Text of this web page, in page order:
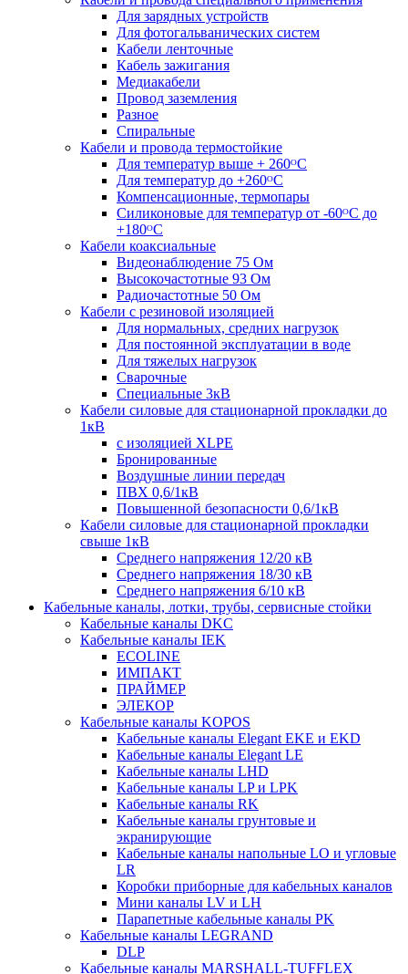
Для зарядных устройств
Для фотогальванических систем
Кабели ленточные
Кабель зажигания
Медиакабели
Провод заземления
Разное
Спиральные
Кабели и провода термостойкие
Для температур выше + 260ᴼС
Для температур до +260ᴼС
Компенсационные, термопары
Силиконовые для температур от -60ᴼC до
+180ᴼС
Кабели коаксиальные
Видеонаблюдение 75 Ом
Высокочастотные 93 Ом
Радиочастотные 50 Ом
Кабели с резиновой изоляцией
Для нормальных, средних нагрузок
Для постоянной эксплуатации в воде
Для тяжелых нагрузок
Сварочные
Специальные 3кВ
Кабели силовые для стационарной прокладки до
1кВ
c изоляцией XLPE
Бронированные
Воздушные линии передач
ПВХ 0,6/1кВ
Повышенной безопасности 0,6/1кВ
Кабели силовые для стационарной прокладки
свыше 1кВ
Среднего напряжения 12/20 кВ
Среднего напряжения 18/30 кВ
Среднего напряжения 6/10 кВ
Кабельные каналы, лотки, трубы, сервисные стойки
Кабельные каналы DKC
Кабельные каналы IEK
ECOLINE
ИМПАКТ
ПРАЙМЕР
ЭЛЕКОР
Кабельные каналы KOPOS
Кабельные каналы Elegant EKE и EKD
Кабельные каналы Elegant LE
Кабельные каналы LHD
Кабельные каналы LP и LPK
Кабельные каналы RK
Кабельные каналы грунтовые и
экранирующие
Кабельные каналы напольные LO и угловые
LR
Коробки приборные для кабельных каналов
Мини каналы LV и LH
Парапетные кабельные каналы PK
Кабельные каналы LEGRAND
DLP
Кабельные каналы MARSHALL-TUFFLEX